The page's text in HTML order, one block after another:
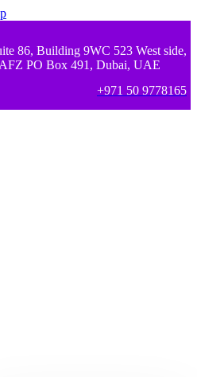
86, Building 9WC 523 West side,
PO Box 491, Dubai, UAE
+971 50 9778165